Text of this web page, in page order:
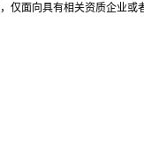
仅面向具有相关资质企业